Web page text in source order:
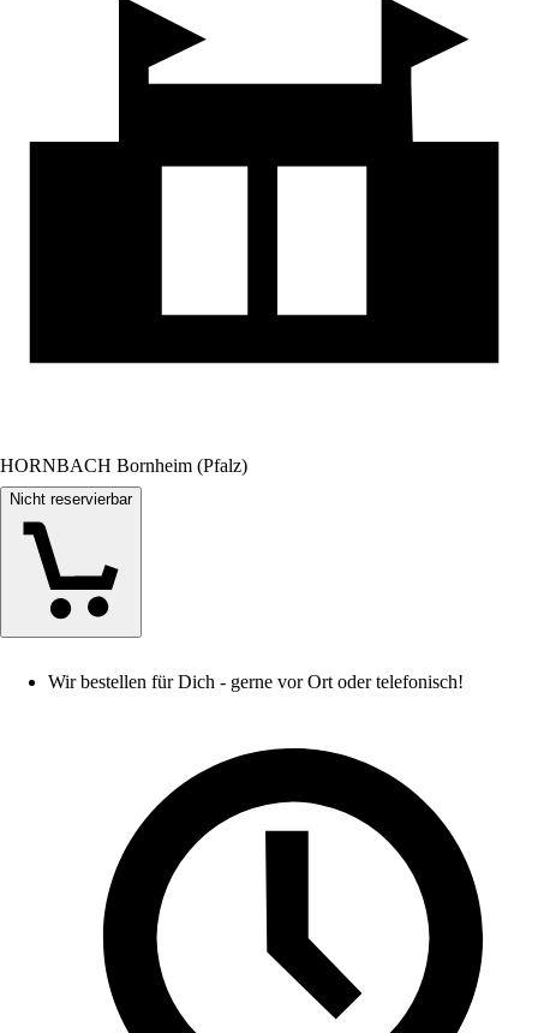
HORNBACH Bornheim (Pfalz)
Nicht reservierbar
Wir bestellen für Dich - gerne vor Ort oder telefonisch!